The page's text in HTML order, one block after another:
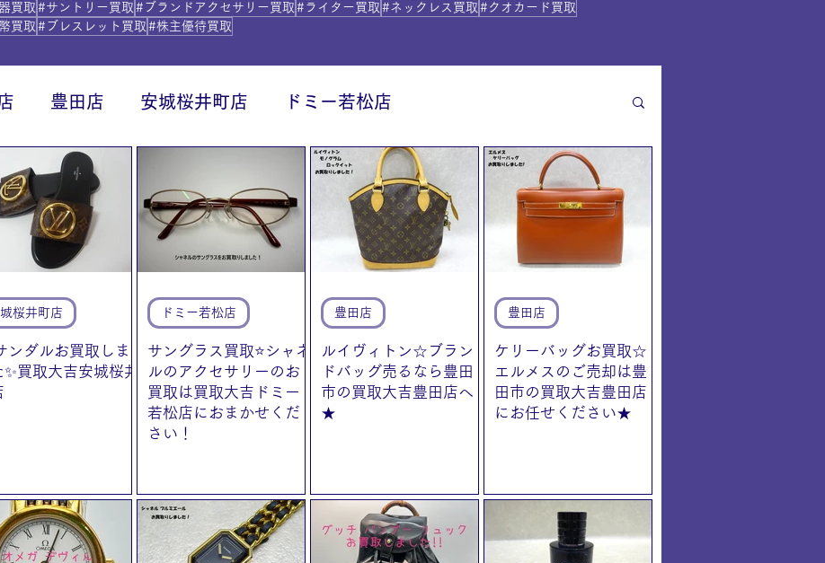
買取 #サントリー買取 #ブランドアクセサリー買取 #ライター買取 #ネックレス買取 #クオカード買取
買取 #ブレスレット買取 #株主優待買取
豊田店 安城桜井町店 ドミー若松店
に統合）
ンダルお買取しま
✨買取大吉安城桜井
桜井町店
サングラス買取⭐️シャネ
ルのアクセサリーのお
買取は買取大吉ドミー
若松店におまかせくだ
さい！
ドミー若松店
ルイヴィトン☆ブラン
ドバッグ売るなら豊田
市の買取大吉豊田店へ
★
豊田店
ケリーバッグお買取☆
エルメスのご売却は豊
田市の買取大吉豊田店
にお任せください★
豊田店